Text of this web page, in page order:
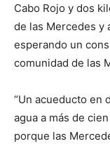
Cabo Rojo y dos
de las Mercedes y
esperando un
comunidad de las
“Un acueducto en
agua a más de
porque las